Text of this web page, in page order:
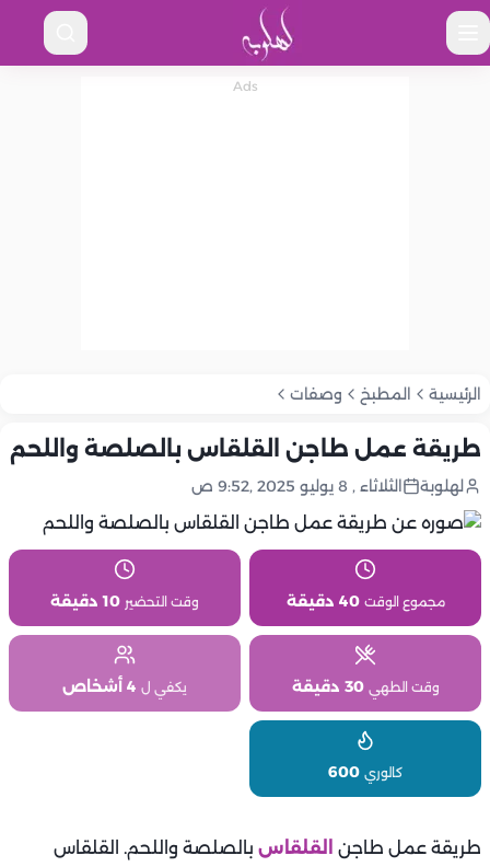
الرئيسية المطبخ وصفات
طريقة عمل طاجن القلقاس بالصلصة واللحم
لهلوبة الثلاثاء , 8 يوليو 2025 ,9:52 ص
مجموع الوقت 40 دقيقة وقت التحضير 10 دقيقة
وقت الطهي 30 دقيقة يكفي ل 4 أشخاص
كالوري 600
طريقة عمل طاجن القلقاس بالصلصة واللحم. القلقاس